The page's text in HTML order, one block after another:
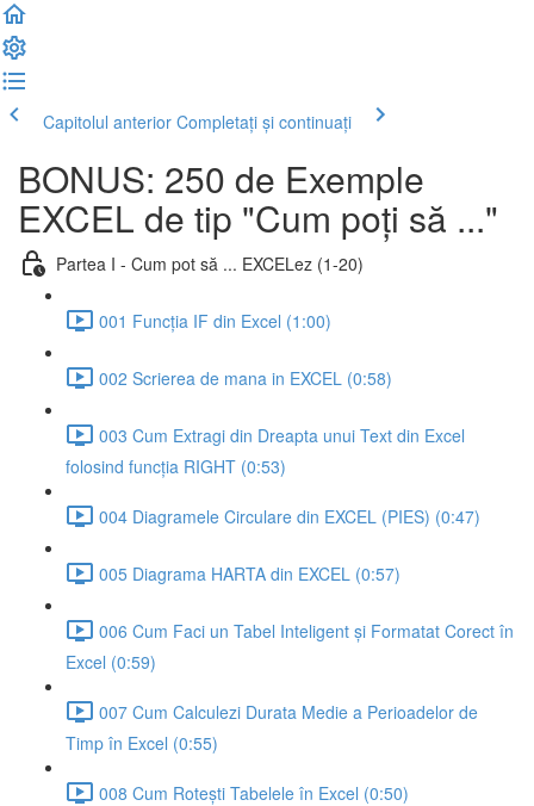
Capitolul anterior Completați și continuați
BONUS: 250 de Exemple
EXCEL de tip "Cum poți să ..."
Partea I - Cum pot să ... EXCELez (1-20)
001 Funcția IF din Excel (1:00)
002 Scrierea de mana in EXCEL (0:58)
003 Cum Extragi din Dreapta unui Text din Excel
folosind funcția RIGHT (0:53)
004 Diagramele Circulare din EXCEL (PIES) (0:47)
005 Diagrama HARTA din EXCEL (0:57)
006 Cum Faci un Tabel Inteligent și Formatat Corect în
Excel (0:59)
007 Cum Calculezi Durata Medie a Perioadelor de
Timp în Excel (0:55)
008 Cum Rotești Tabelele în Excel (0:50)